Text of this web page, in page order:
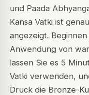
und Paada
Kansa Vatki ist
angezeigt.
Anwendung von
lassen Sie es 5
Vatki verwenden,
Druck die Bronze-